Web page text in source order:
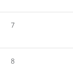
7
8